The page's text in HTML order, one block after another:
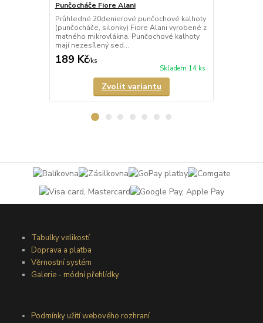
Punčocháče Fiore Alani
Průhledné 20denierové punčochové kalhoty
(punčocháče, silonky) Fiore Alani vyrobené z
matného mikrovlákna. Punčochové kalhoty
mají nezesílený sed...
189 Kč/ks
Skladem 14 ks
Zvolit variantu
Tabulky velikostí
Doprava a platba
Věrnostní systém
Galerie - módní přehlídky
Podmínky užití webového rozhraní